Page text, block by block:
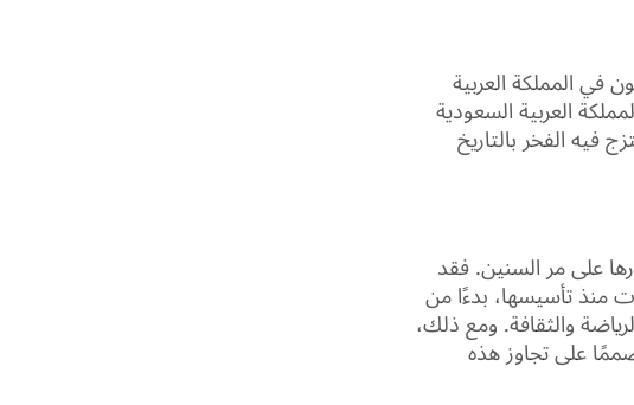
في المملكة العربية
المملكة العربية السعودية
في عام 1727م. إنه يوم يمتزج فيه الفخر بالتاريخ
على مر السنين. فقد
منذ تأسيسها، بدءًا من
والثقافة. ومع ذلك،
على تجاوز هذه